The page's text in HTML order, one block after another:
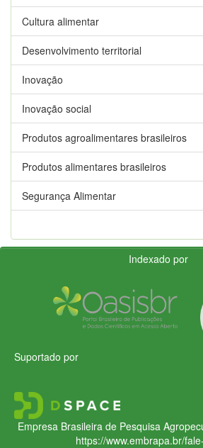
Cultura alimentar
Desenvolvimento territorial
Inovação
Inovação social
Produtos agroalimentares brasileiros
Produtos alimentares brasileiros
Segurança Alimentar
Indexado por
Suportado por
Empresa Brasileira de Pesquisa
https://www.embrapa.br/